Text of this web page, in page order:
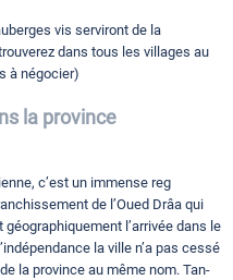
vis serviront de la
dans tous les villages au
à négocier)
la province
c’est un immense reg
de l’Oued Drâa qui
l’arrivée dans le
la ville n’a pas cessé
la province au même nom. Tan-